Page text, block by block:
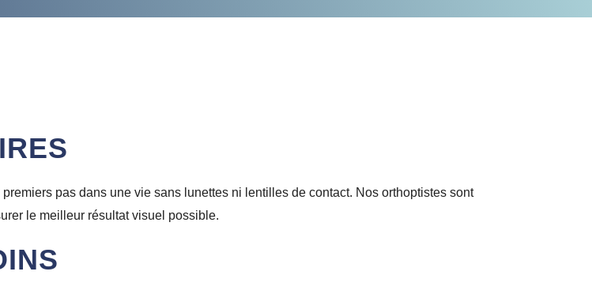
pas dans une vie sans lunettes ni lentilles de contact. Nos orthoptistes sont
le meilleur résultat visuel possible.